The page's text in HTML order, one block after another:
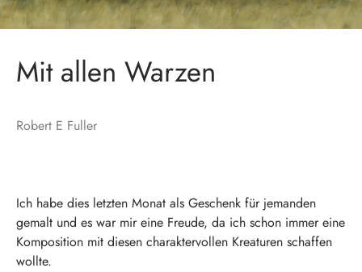
Mit allen Warzen
Robert E Fuller
Ich habe dies letzten Monat als Geschenk für jemanden
gemalt und es war mir eine Freude, da ich schon immer eine
Komposition mit diesen charaktervollen Kreaturen schaffen
wollte.